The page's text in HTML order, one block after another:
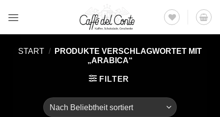
Inhalt
START /
PRODUKTE VERSCHLAGWORTET MIT
„ARABICA“
FILTER